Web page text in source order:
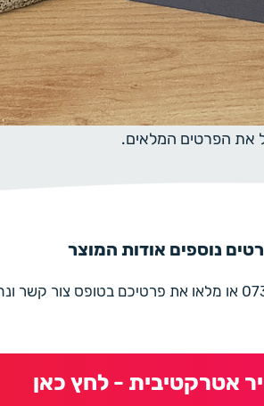
את הפרטים המלאים.
נוספים אודות המוצר
אטרקטיבית - לחץ כאן